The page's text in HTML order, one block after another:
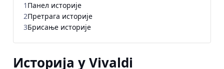
Историја у Vivaldi
1 Панел историје
2Претрага историје
3Брисање историје